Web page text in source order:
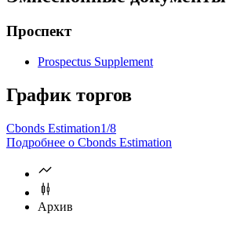
Проспект
Prospectus Supplement
График торгов
Cbonds Estimation1/8
Подробнее о Cbonds Estimation
Архив